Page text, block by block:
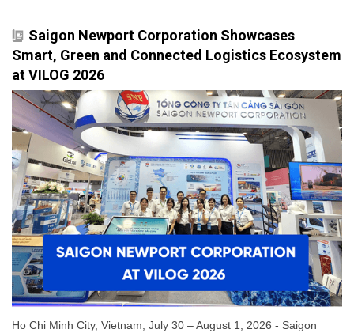
Saigon Newport Corporation Showcases
Smart, Green and Connected Logistics Ecosystem
at VILOG 2026
Ho Chi Minh City, Vietnam, July 30 – August 1, 2026 - Saigon